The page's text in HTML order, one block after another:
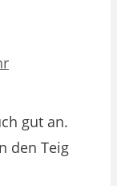
gut an.
den Teig